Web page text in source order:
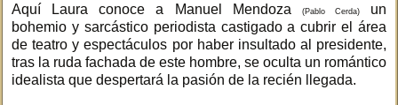
Aquí Laura conoce a Manuel Mendoza
(Pablo Cerda)un
bohemio y sarcástico periodista castigado a cubrir el área
de teatro y espectáculos por haber insultado al presidente,
tras la ruda fachada de este hombre, se oculta un romántico
idealista que despertará la pasión de la recién llegada.